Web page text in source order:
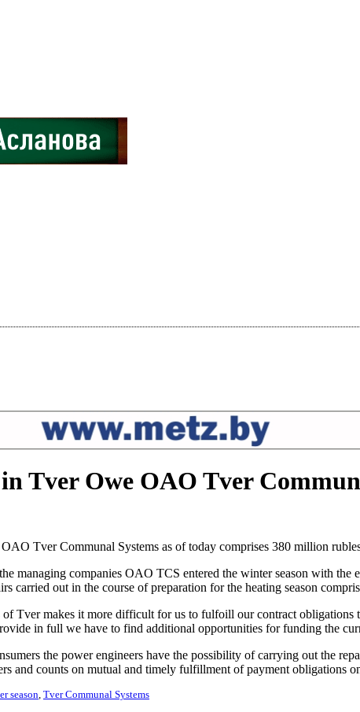
Tver Owe OAO Tver
Tver Communal Systems as of today comprises 380 million
managing companies OAO TCS entered the winter season with
carried out in the course of preparation for the heating season
of Tver makes it more difficult for us to fulfoill our contract
in full we have to find additional opportunities for funding the
the power engineers have the possibility of carrying out the
and counts on mutual and timely fulfillment of payment obligations
season, Tver Communal Systems